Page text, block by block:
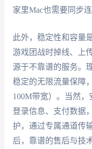
家里Mac也需要同步
此外，稳定性和容量
游戏团战时掉线、上
源于不靠谱的服务。
稳定的无限流量保障
100M带宽）。当然，
登录信息、支付数据
护，通过专属通道传
后，靠谱的售后与技